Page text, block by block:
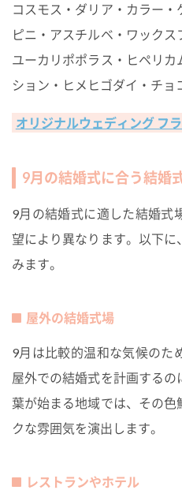
コスモス・ダリア・カラー
ピニ・アスチルベ・ワックス
ユーカリポポラス・ヒペリ
ション・ヒメヒゴダイ・チョ
オリジナルウェディング フ
9月の結婚式に合う結婚
9月の結婚式に適した結婚式
望により異なります。以下に
みます。
屋外の結婚式場
9月は比較的温和な気候のた
屋外での結婚式を計画する
葉が始まる地域では、その
クな雰囲気を演出します。
レストランやホテル